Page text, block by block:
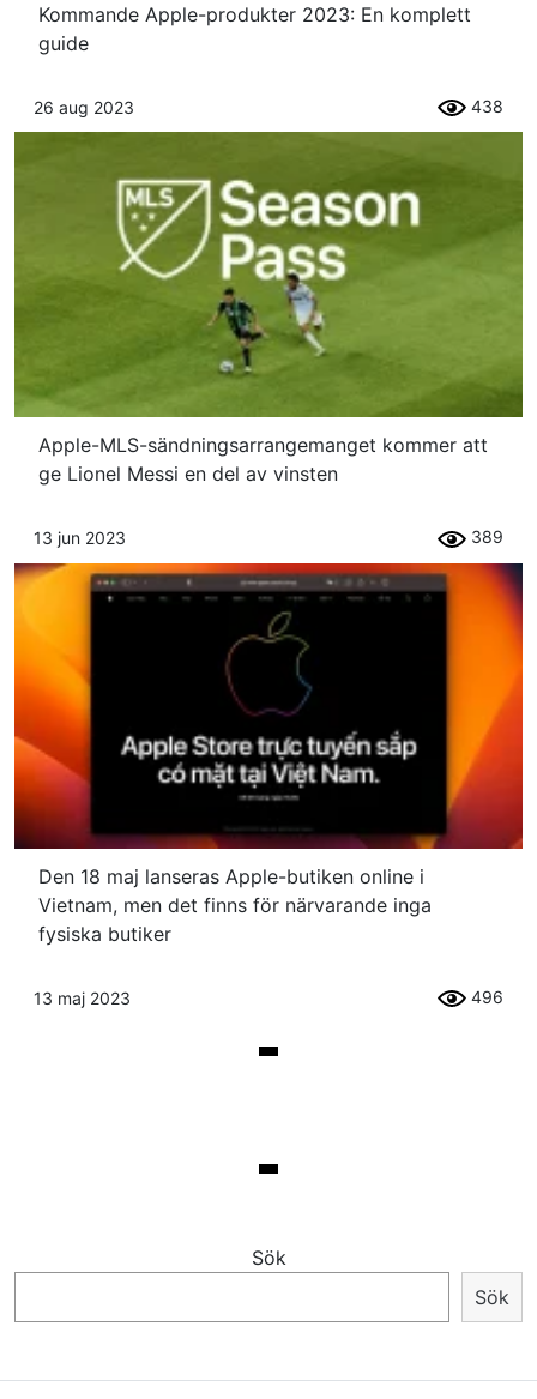
Kommande Apple-produkter 2023: En komplett
guide
26 aug 2023 438
Apple-MLS-sändningsarrangemanget kommer att
ge Lionel Messi en del av vinsten
13 jun 2023 389
Den 18 maj lanseras Apple-butiken online i
Vietnam, men det finns för närvarande inga
fysiska butiker
13 maj 2023 496
Sök
Sök